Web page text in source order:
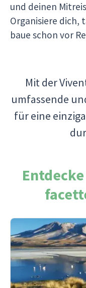
und deinen
Organisiere dich,
baue schon vor
Mit der
umfassende
für eine